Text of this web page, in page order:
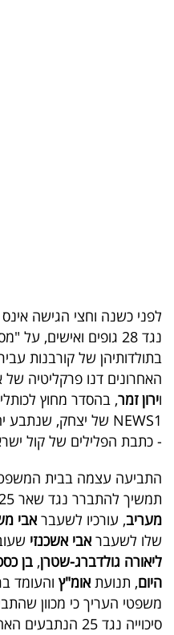
פודקאסט
40
UNDER
40
שיתופי
פעולה
דרושים
ניוזלטרים
נגד 28 גופים ואישים,
בתולדותיהן של קורבנות
האחרונים דנו פרקליטיה של
וירון זמר, בהסדר מחוץ
NEWS1 של יצחק, שנתבע
- כתבת הפלילים של קול
התביעה עצמה בבית המשפט
תמשיך להתברר נגד שאר 25 הגופים והאישים, בהם העיתון
מעריב, עורכיו לשעבראבי
שלו לשעבראבי אשכנזי
ליאורה גולדברג-שטרן, בן
היום, תנועתאומ"ץ והעומד
משפטי העריך כי מכוון
סיכוייה נגד 25 הנתבעים האחרים עשויה להיתקל בקשיים.